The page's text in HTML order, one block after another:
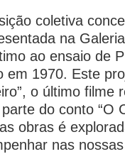
coletiva
na
ao ensaio de
em 1970. Este
o último filme
do conto “O
obras é
nas